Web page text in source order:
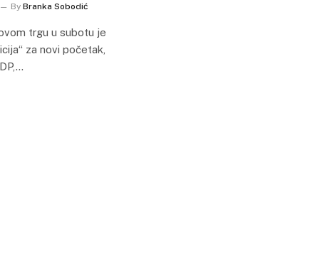
By Branka Sobodić
trgu u subotu je
za novi početak,